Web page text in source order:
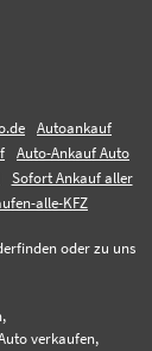
Autoankauf
Auto-Ankauf Auto
Sofort Ankauf aller
alle-KFZ
oder zu uns
verkaufen,